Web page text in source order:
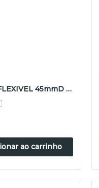
TUBO FLEXIVEL 45mmD x 200mm L
ao carrinho